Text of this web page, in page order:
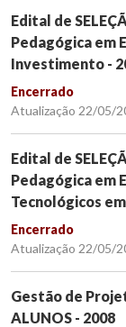
Edital de
Pedagógica em
Investimento -
Encerrado
Atualização 22/05/
Edital de
Pedagógica em
Tecnológicos
Encerrado
Atualização 22/05/
Gestão de
ALUNOS - 2008